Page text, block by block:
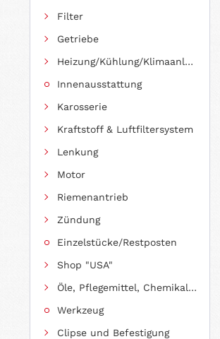
Filter
Getriebe
Heizung/Kühlung/Klimaanlage
Innenausstattung
Karosserie
Kraftstoff & Luftfiltersystem
Lenkung
Motor
Riemenantrieb
Zündung
Einzelstücke/Restposten
Shop "USA"
Öle, Pflegemittel, Chemikalien und Additive
Werkzeug
Clipse und Befestigung